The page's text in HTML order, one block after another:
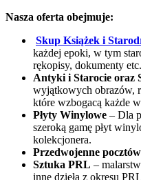
Nasza oferta obejmuje:
Skup Książek i
każdej epoki, w tym
rękopisy, dokumenty etc.
Antyki i Starocie oraz
wyjątkowych obrazów,
które wzbogacą każde
Płyty Winylowe – Dla
szeroką gamę płyt
kolekcjonera.
Przedwojenne
Sztuka PRL –
inne dzieła z okresu